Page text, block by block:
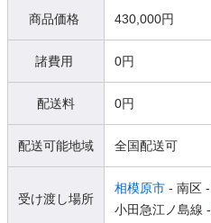
商品価格 430,000円
諸費用 0円
配送料 0円
配送可能地域 全国配送可
受け渡し場所
相模原市 - 南区
小田急江ノ島線 -